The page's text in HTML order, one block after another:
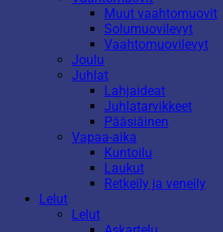
Muut vaahtomuovit
Solumuovilevyt
Vaahtomuovilevyt
Joulu
Juhlat
Lahjaideat
Juhlatarvikkeet
Pääsiäinen
Vapaa-aika
Kuntoilu
Laukut
Retkeily ja veneily
Lelut
Lelut